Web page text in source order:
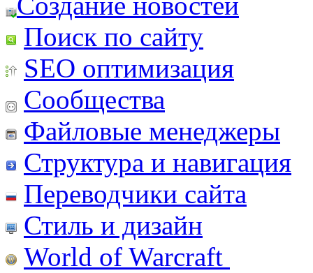
Поиск по сайту
SEO оптимизация
Сообщества
Файловые менеджеры
Структура и навигация
Переводчики сайта
Стиль и дизайн
World of Warcraft